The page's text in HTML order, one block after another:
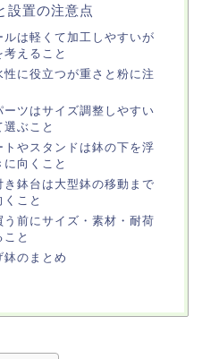
設置の注意点
ルは軽くて加工しやすいが
えること
性に役立つが重さと粉に注
ーツはサイズ調整しやすい
ぶこと
トやスタンドは鉢の下を浮
向くこと
き鉢台は大型鉢の移動まで
こと
う前にサイズ・素材・耐荷
と
のまとめ